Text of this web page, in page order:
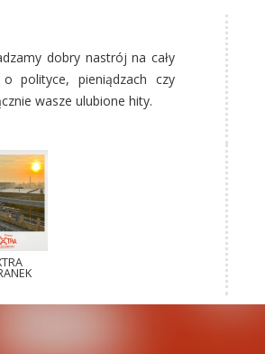
dobry nastrój na cały
polityce, pieniądzach czy
wasze ulubione hity.